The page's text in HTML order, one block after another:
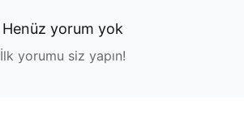
Henüz yorum yok
İlk yorumu siz yapın!